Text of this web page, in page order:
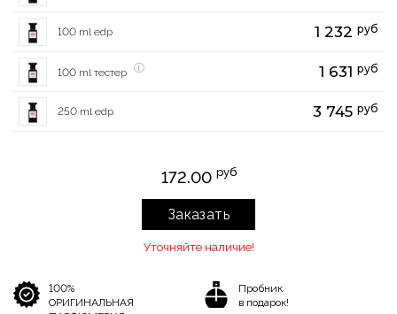
100 ml edp 1 232 руб
100 ml тестер 1 631 руб
250 ml edp 3 745 руб
172.00 руб
Заказать
Уточняйте наличие!
100%
ОРИГИНАЛЬНАЯ
Пробник
в подарок!